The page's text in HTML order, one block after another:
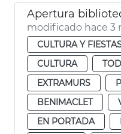
modificado hace 3
CULTURA Y
CULTURA
EXTRAMURS
BENIMACLET
EN PORTADA